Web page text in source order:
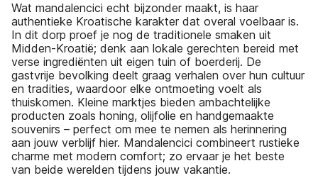
Wat mandalencici echt bijzonder maakt, is haar
authentieke Kroatische karakter dat overal voelbaar is.
In dit dorp proef je nog de traditionele smaken uit
Midden-Kroatië; denk aan lokale gerechten bereid met
verse ingrediënten uit eigen tuin of boerderij. De
gastvrije bevolking deelt graag verhalen over hun cultuur
en tradities, waardoor elke ontmoeting voelt als
thuiskomen. Kleine marktjes bieden ambachtelijke
producten zoals honing, olijfolie en handgemaakte
souvenirs – perfect om mee te nemen als herinnering
aan jouw verblijf hier. Mandalencici combineert rustieke
charme met modern comfort; zo ervaar je het beste
van beide werelden tijdens jouw vakantie.